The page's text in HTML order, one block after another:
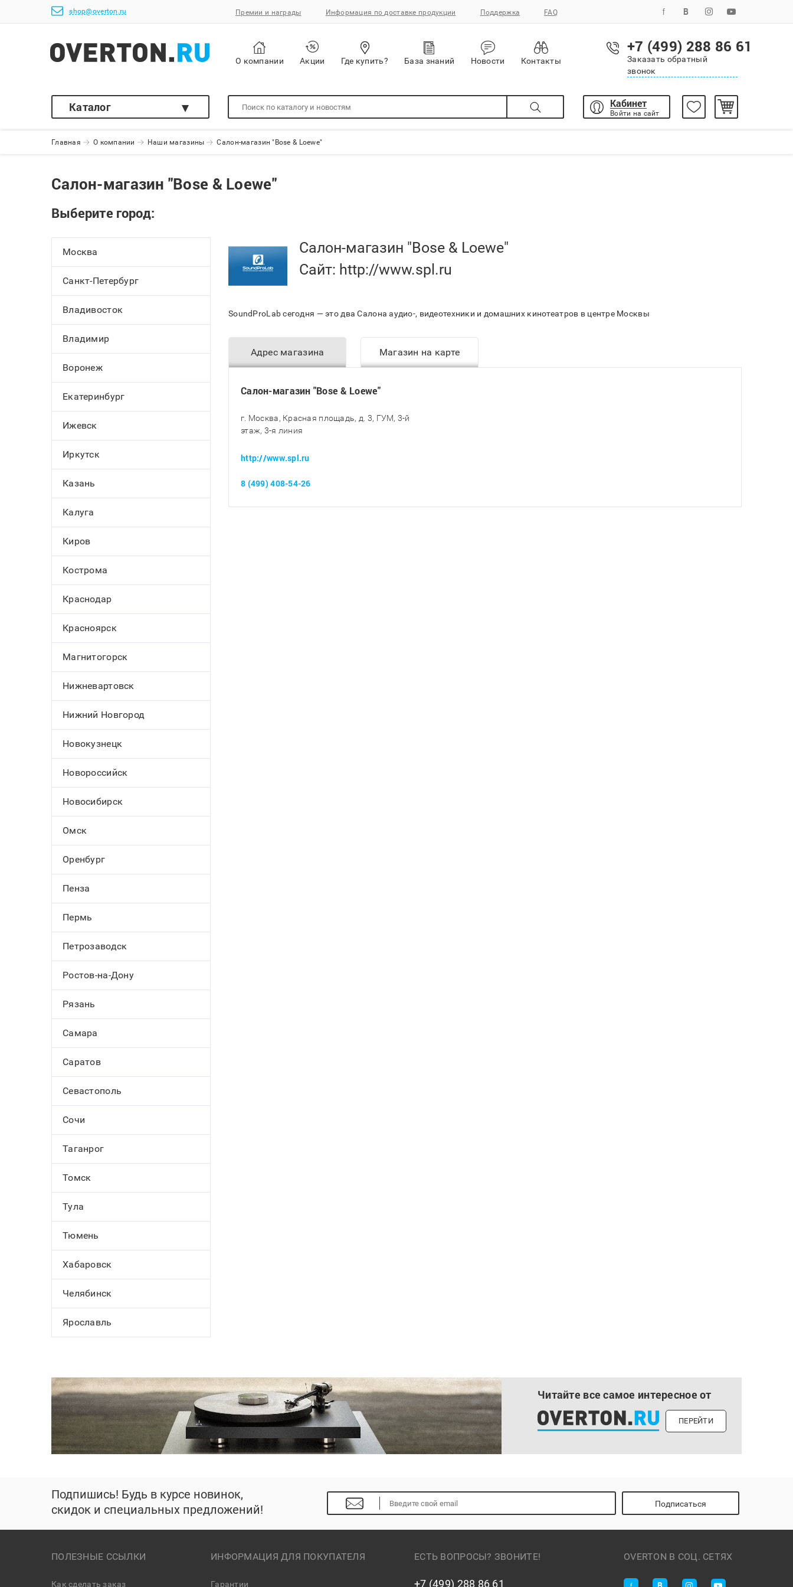
shop@overton.ru Премии и награды Информация по доставке продукции Поддержка FAQ
О компании Акции Где купить? База знаний Новости Контакты
+7 (499) 288 86 61
Заказать обратный
звонок
Каталог Кабинет
Войти на сайт
Главная О компании Наши магазины Салон-магазин "Bose & Loewe"
Салон-магазин "Bose & Loewe"
Выберите город:
Москва
Санкт-Петербург
Владивосток
Владимир
Воронеж
Екатеринбург
Ижевск
Иркутск
Казань
Калуга
Киров
Кострома
Краснодар
Красноярск
Магнитогорск
Нижневартовск
Нижний Новгород
Новокузнецк
Новороссийск
Новосибирск
Омск
Оренбург
Пенза
Пермь
Петрозаводск
Ростов-на-Дону
Рязань
Самара
Саратов
Севастополь
Сочи
Таганрог
Томск
Тула
Тюмень
Хабаровск
Челябинск
Ярославль
Салон-магазин "Bose & Loewe"
Сайт: http://www.spl.ru
SoundProLab сегодня — это два Салона аудио-, видеотехники и домашних кинотеатров в центре Москвы
Адрес магазина Магазин на карте
Салон-магазин "Bose & Loewe"
г. Москва, Красная площадь, д. 3, ГУМ, 3-й
этаж, 3-я линия
http://www.spl.ru
8 (499) 408-54-26
Читайте все самое интересное от
ПЕРЕЙТИ
Подпишись! Будь в курсе новинок,
скидок и специальных предложений!
Подписаться
ПОЛЕЗНЫЕ ССЫЛКИ
Как сделать заказ
ИНФОРМАЦИЯ ДЛЯ ПОКУПАТЕЛЯ
Гарантии
ЕСТЬ ВОПРОСЫ? ЗВОНИТЕ!
+7 (499) 288 86 61
OVERTON В СОЦ. СЕТЯХ